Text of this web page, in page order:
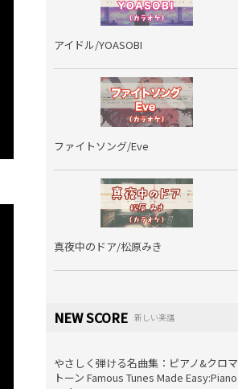
アイドル/YOASOBI
ファイトソング/Eve
真夜中のドア/松原みき
NEW SCORE 新しい楽譜
やさしく弾ける名曲集：ピアノ&クロマ
トーン Famous Tunes Made Easy:Piano